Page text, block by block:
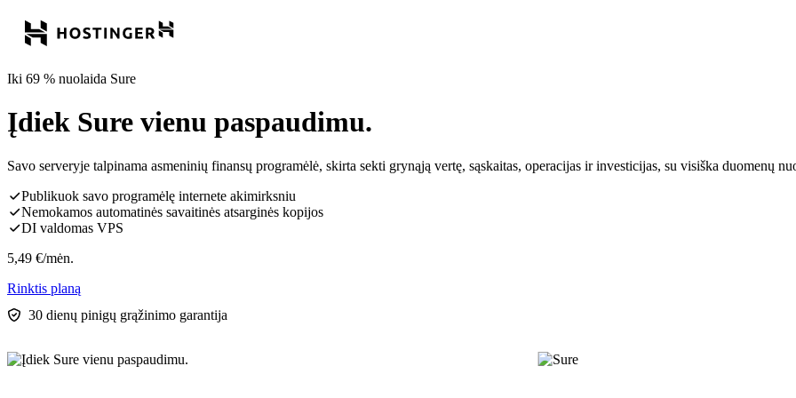
Iki 69 % nuolaida Sure
Įdiek Sure vienu paspaudimu.
Savo serveryje talpinama asmeninių finansų programėlė, skirta sekti grynąją vertę, sąskaitas, operacijas ir investicijas, su visiška duomenų
Publikuok savo programėlę internete akimirksniu
Nemokamos automatinės savaitinės atsarginės kopijos
DI valdomas VPS
5,49 €/mėn.
Rinktis planą
30 dienų pinigų grąžinimo garantija